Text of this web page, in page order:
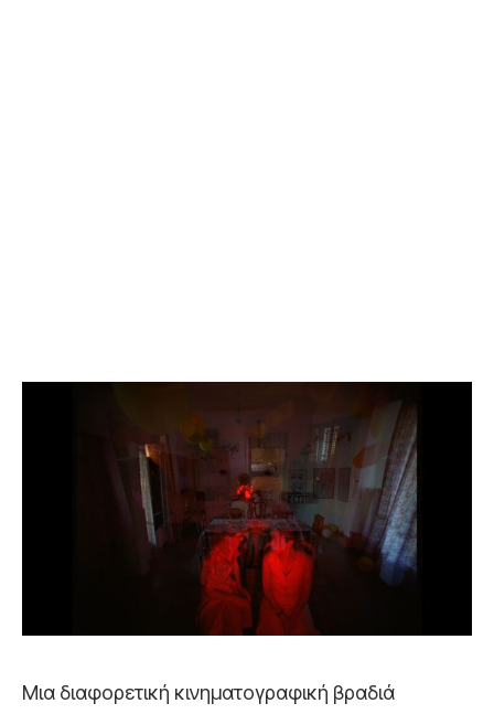
Μια διαφορετική κινηματογραφική βραδιά